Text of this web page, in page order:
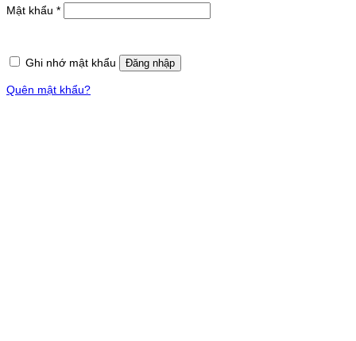
Mật khẩu *Bắt
buộc
Ghi nhớ mật khẩu Đăng nhập
Quên mật khẩu?